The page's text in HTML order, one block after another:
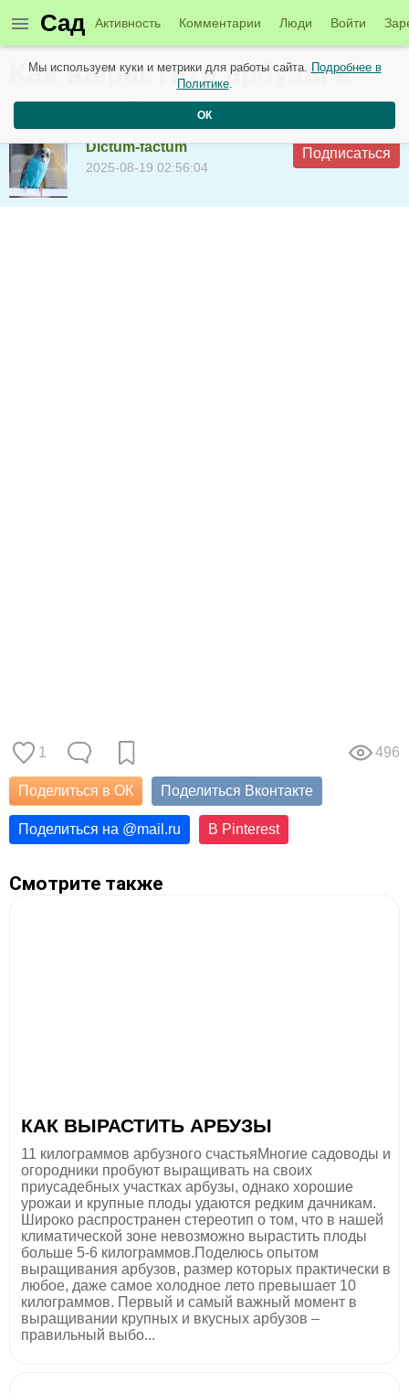
Сад Активность Комментарии Люди Войти
Как вырастить арбузы в
ведрах. Легко и просто.
Dictum-factum
2025-08-19 02:56:04
Подписаться
1 496
Поделиться в ОК Поделиться Вконтакте
Поделиться на @mail.ru В Pinterest
Смотрите также
КАК ВЫРАСТИТЬ АРБУЗЫ
11 килограммов арбузного счастьяМногие садоводы и
огородники пробуют выращивать на своих
приусадебных участках арбузы, однако хорошие
урожаи и крупные плоды удаются редким дачникам.
Широко распространен стереотип о том, что в нашей
климатической зоне невозможно вырастить плоды
больше 5-6 килограммов.Поделюсь опытом
выращивания арбузов, размер которых практически в
любое, даже самое холодное лето превышает 10
килограммов. Первый и самый важный момент в
выращивании крупных и вкусных арбузов –
правильный выбо...
Мы используем куки и метрики для работы сайта. Подробнее в
Политике.
ОК